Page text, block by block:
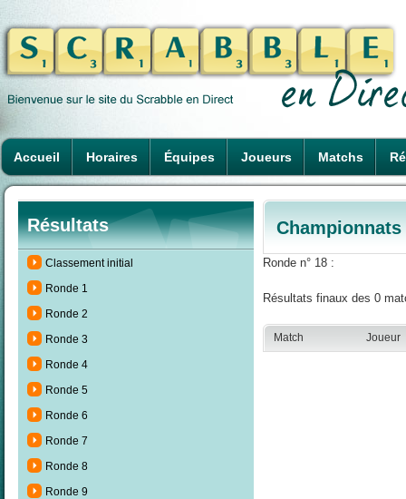
Accueil Horaires Équipes Joueurs Matchs
Résultats
Classement initial
Ronde 1
Ronde 2
Ronde 3
Ronde 4
Ronde 5
Ronde 6
Ronde 7
Ronde 8
Ronde 9
Ronde n° 18 :
Résultats finaux des 0
Match Joueur